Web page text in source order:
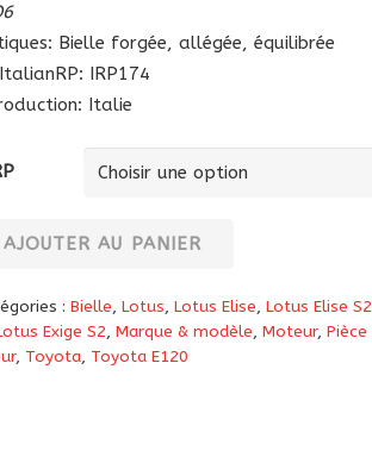
Bielle forgée, allégée, équilibrée
IRP174
Italie
AJOUTER AU PANIER
:Bielle,Lotus,Lotus Elise,Lotus Elise S2
Exige S2, Marque & modèle, Moteur, Pièce
, Toyota, Toyota E120